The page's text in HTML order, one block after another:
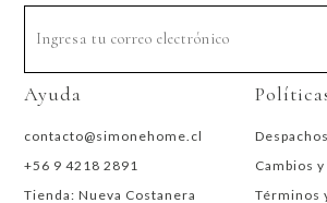
Ayuda
contacto@simonehome.cl
+56 9 4218 2891
Tienda: Nueva Costanera
Despachos
Cambios
Términos